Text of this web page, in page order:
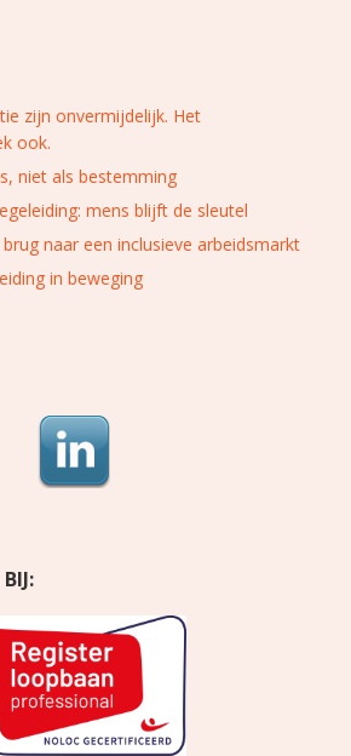
zijn onvermijdelijk. Het
ook.
niet als bestemming
mens blijft de sleutel
brug naar een inclusieve arbeidsmarkt
in beweging